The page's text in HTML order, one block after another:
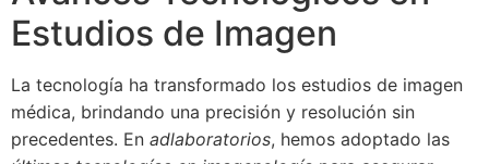
Estudios de Imagen
La tecnología ha transformado los estudios de imagen
médica, brindando una precisión y resolución sin
precedentes. En adlaboratorios, hemos adoptado las